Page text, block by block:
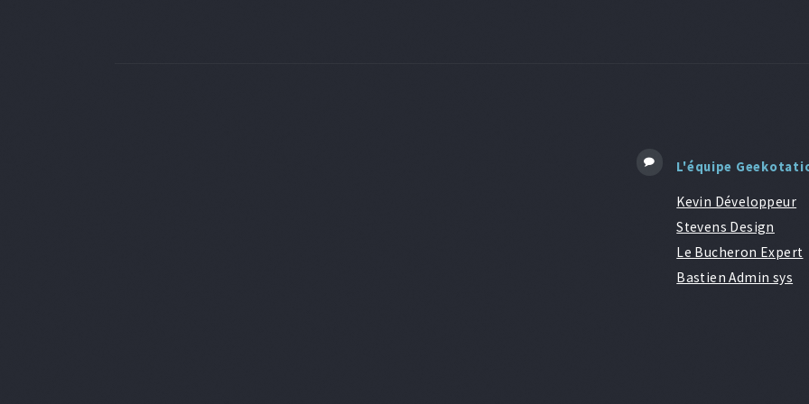
L'équipe
Kevin Développeur
Stevens Design
Le Bucheron Expert
Bastien Admin sys